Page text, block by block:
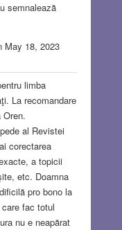
semnalează
May 18, 2023
limba
La recomandare
Oren.
al Revistei
corectarea
a topicii
etc. Doamna
pro bono la
fac totul
nu e neapărat